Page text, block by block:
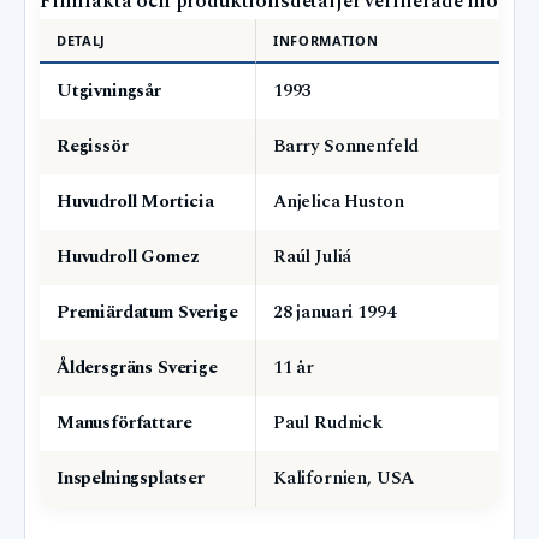
DETALJ INFORMATION
Utgivningsår
1993
Regissör
Barry Sonnenfeld
Huvudroll Morticia
Anjelica Huston
Huvudroll Gomez
Raúl Juliá
Premiärdatum Sverige
28 januari 1994
Åldersgräns Sverige
11 år
Manusförfattare
Paul Rudnick
Inspelningsplatser
Kalifornien, USA